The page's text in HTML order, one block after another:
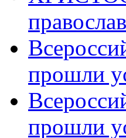
прошли
прошли